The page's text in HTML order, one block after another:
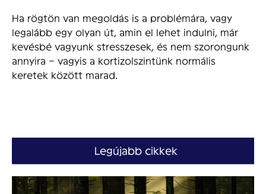
Ha rögtön van megoldás is a problémára, vagy
legalább egy olyan út, amin el lehet indulni, már
kevésbé vagyunk stresszesek, és nem szorongunk
annyira – vagyis a kortizolszintünk normális
keretek között marad.
Legújabb cikkek